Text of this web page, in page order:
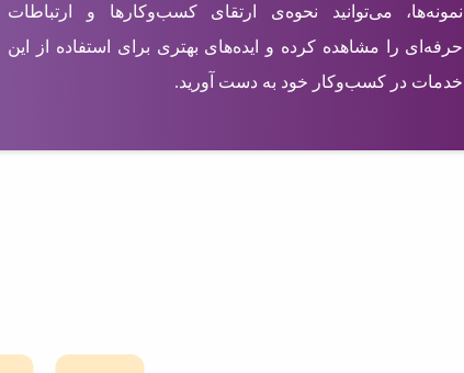
نمونه‌ها، می‌توانید نحوه‌ی ارتقای کسب‌وکارها و ارتباطات
حرفه‌ای را مشاهده کرده و ایده‌های بهتری برای استفاده از این
خدمات در کسب‌وکار خود به دست آورید.